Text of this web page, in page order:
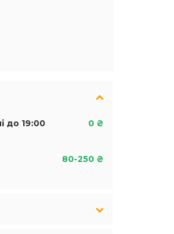
до 19:00 0 ₴
80-250 ₴